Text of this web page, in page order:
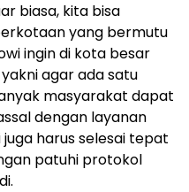
biasa, kita bisa
yang bermutu
ingin di kota besar
agar ada satu
masyarakat dapat
dengan layanan
harus selesai tepat
patuhi protokol